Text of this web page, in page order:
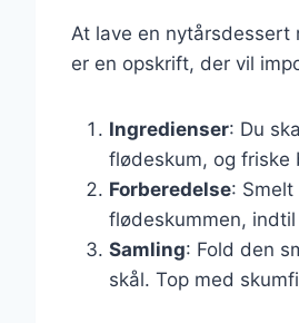
At lave en nytårsdessert
er en opskrift, der vil
Ingredienser: Du
flødeskum, og
Forberedelse:
flødeskummen,
Samling: Fold den
skål. Top med